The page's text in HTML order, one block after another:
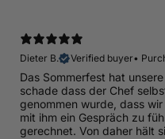
Dieter B.
Verified buyer•
Das Sommerfest hat
schade dass der Chef
genommen wurde, dass
mit ihm ein Gespräch zu
gerechnet. Von daher hält